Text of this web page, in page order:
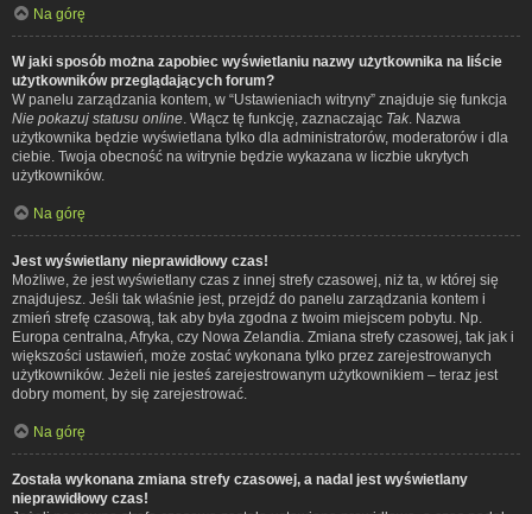
Na górę
W jaki sposób można zapobiec wyświetlaniu nazwy użytkownika na liście
użytkowników przeglądających forum?
W panelu zarządzania kontem, w “Ustawieniach witryny” znajduje się funkcja
Nie pokazuj statusu online . Włącz tę funkcję, zaznaczając Tak . Nazwa
użytkownika będzie wyświetlana tylko dla administratorów, moderatorów i dla
ciebie. Twoja obecność na witrynie będzie wykazana w liczbie ukrytych
użytkowników.
Na górę
Jest wyświetlany nieprawidłowy czas!
Możliwe, że jest wyświetlany czas z innej strefy czasowej, niż ta, w której się
znajdujesz. Jeśli tak właśnie jest, przejdź do panelu zarządzania kontem i
zmień strefę czasową, tak aby była zgodna z twoim miejscem pobytu. Np.
Europa centralna, Afryka, czy Nowa Zelandia. Zmiana strefy czasowej, tak jak i
większości ustawień, może zostać wykonana tylko przez zarejestrowanych
użytkowników. Jeżeli nie jesteś zarejestrowanym użytkownikiem – teraz jest
dobry moment, by się zarejestrować.
Na górę
Została wykonana zmiana strefy czasowej, a nadal jest wyświetlany
nieprawidłowy czas!